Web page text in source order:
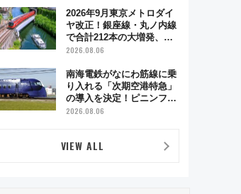
日「京都の鉄道満喫ツア
ー」開催
2026年9月東京メトロダイ
ヤ改正！銀座線・丸ノ内線
で合計212本の大増発、混
雑緩和に期待
2026.08.06
南海電鉄がなにわ筋線に乗
り入れる「次期空港特急」
の導入を決定！ピニンファ
リーナによる日本初の鉄道
2026.08.06
VIEW ALL